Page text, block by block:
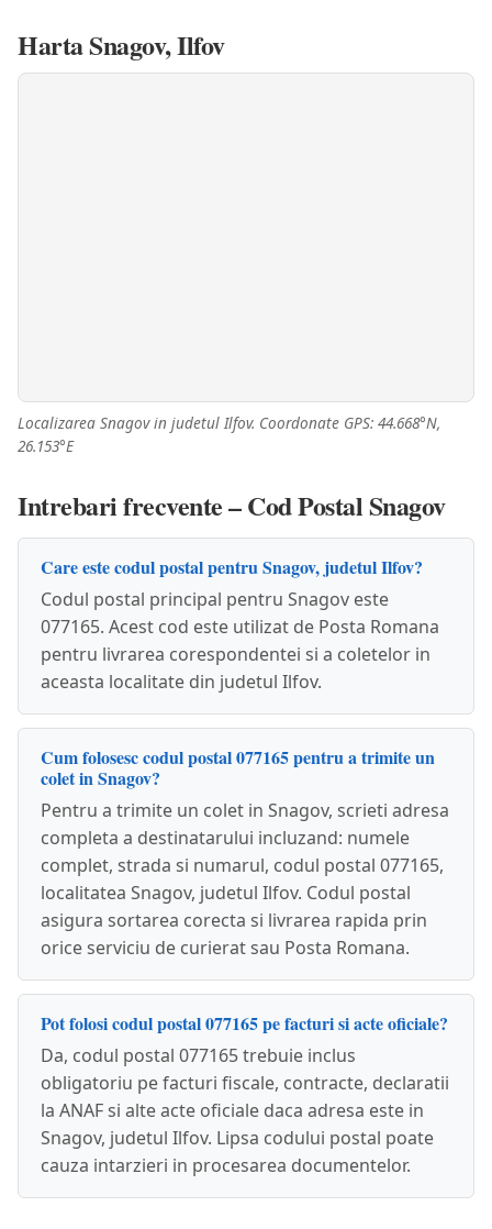
Harta Snagov, Ilfov
Localizarea Snagov in judetul Ilfov. Coordonate GPS: 44.668°N,
26.153°E
Intrebari frecvente – Cod Postal Snagov
Care este codul postal pentru Snagov, judetul Ilfov?
Codul postal principal pentru Snagov este
077165. Acest cod este utilizat de Posta Romana
pentru livrarea corespondentei si a coletelor in
aceasta localitate din judetul Ilfov.
Cum folosesc codul postal 077165 pentru a trimite un
colet in Snagov?
Pentru a trimite un colet in Snagov, scrieti adresa
completa a destinatarului incluzand: numele
complet, strada si numarul, codul postal 077165,
localitatea Snagov, judetul Ilfov. Codul postal
asigura sortarea corecta si livrarea rapida prin
orice serviciu de curierat sau Posta Romana.
Pot folosi codul postal 077165 pe facturi si acte oficiale?
Da, codul postal 077165 trebuie inclus
obligatoriu pe facturi fiscale, contracte, declaratii
la ANAF si alte acte oficiale daca adresa este in
Snagov, judetul Ilfov. Lipsa codului postal poate
cauza intarzieri in procesarea documentelor.